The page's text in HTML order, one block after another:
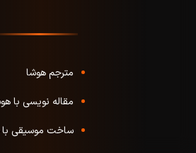
مترجم هوشا
مقاله نویسی با
ساخت موسیقی با